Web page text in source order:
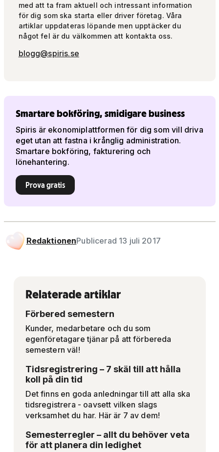
med att ta fram aktuell och intressant information
för dig som ska starta eller driver företag. Våra
artiklar uppdateras löpande men upptäcker du
något fel är du välkommen att kontakta oss.
blogg@spiris.se
Smartare bokföring, smidigare business
Spiris är ekonomiplattformen för dig som vill driva
eget utan att fastna i krånglig administration.
Smartare bokföring, fakturering och
lönehantering.
Prova gratis
RedaktionenPublicerad 13 juli 2017
Relaterade artiklar
Förbered semestern
Kunder, medarbetare och du som
egenföretagare tjänar på att förbereda
semestern väl!
Tidsregistrering – 7 skäl till att hålla
koll på din tid
Det finns en goda anledningar till att alla ska
tidsregistrera - oavsett vilken slags
verksamhet du har. Här är 7 av dem!
Semesterregler – allt du behöver veta
för att planera din ledighet